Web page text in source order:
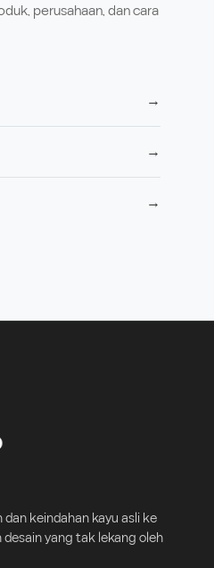
perusahaan, dan cara
→
→
→
keindahan kayu asli ke
yang tak lekang oleh